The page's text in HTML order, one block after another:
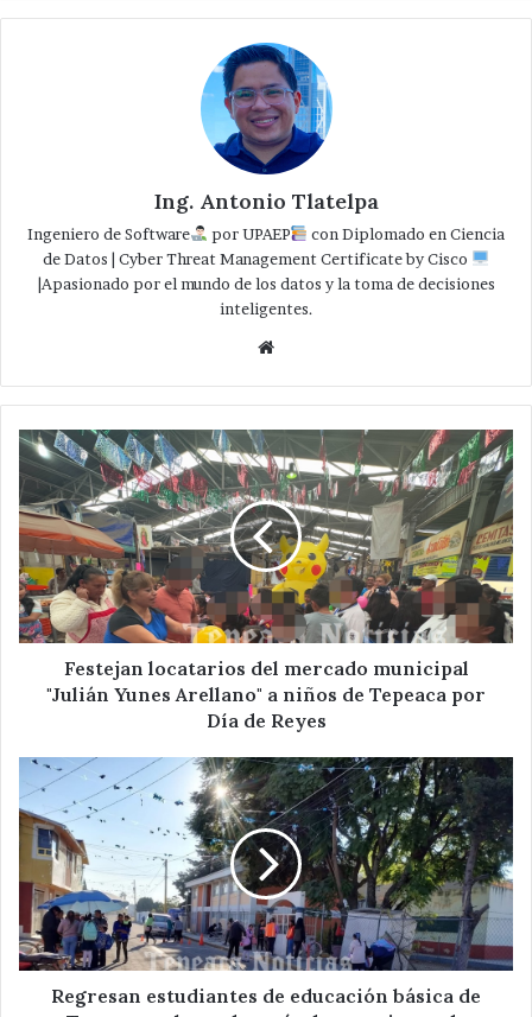
Ing. Antonio Tlatelpa
Ingeniero de Software por UPAEP
con Diplomado en Ciencia
de Datos | Cyber Threat Management Certificate by Cisco
|Apasionado por el mundo de los datos y la toma de decisiones
inteligentes.
Festejan
locatarios
del
mercado
municipal
"Julián
Yunes
Arellano"
a
Día
de
Reyes
Festejan locatarios del mercado municipal
"Julián Yunes Arellano" a niños de Tepeaca por
Día de Reyes
Regresan
estudiantes
de
educación
básica
de
Tepeaca
a
clases
despuésRegresan estudiantes de educación básica de